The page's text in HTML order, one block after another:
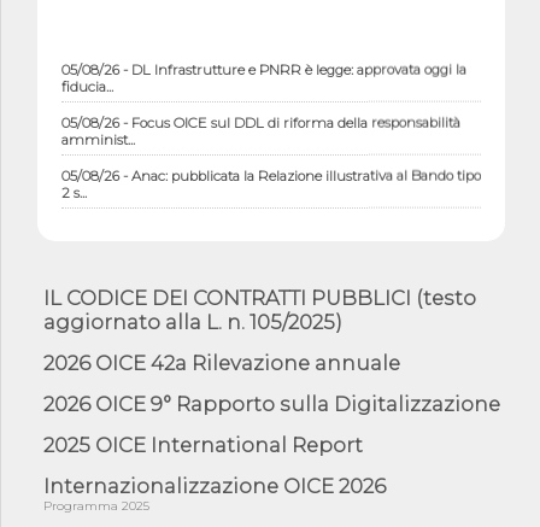
05/08/26 - DL Infrastrutture e PNRR è legge: approvata oggi la
fiducia...
05/08/26 - Focus OICE sul DDL di riforma della responsabilità
amminist...
05/08/26 - Anac: pubblicata la Relazione illustrativa al Bando tipo
2 s...
di Reg...
05/08/26 - Lettera OICE per il bando della Giunta Regionale della
per ...
04/08/26 - International Sustainable Buildings Competition -
COP31, An...
04/08/26 - CdS, project financing: progetto di fattibilità da
impugnar...
IL CODICE DEI CONTRATTI PUBBLICI (testo
aggiornato alla L. n. 105/2025)
2026 OICE 42a Rilevazione annuale
2026 OICE 9° Rapporto sulla Digitalizzazione
2025 OICE International Report
Internazionalizzazione OICE 2026
Programma 2025